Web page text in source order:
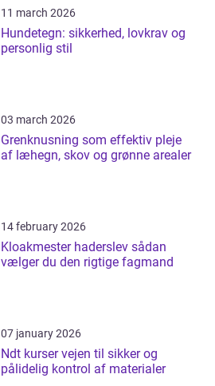
11 march 2026
Hundetegn: sikkerhed, lovkrav og
personlig stil
03 march 2026
Grenknusning som effektiv pleje
af læhegn, skov og grønne arealer
14 february 2026
Kloakmester haderslev sådan
vælger du den rigtige fagmand
07 january 2026
Ndt kurser vejen til sikker og
pålidelig kontrol af materialer